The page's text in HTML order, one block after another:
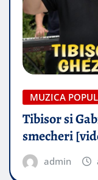
MUZICA
Tibisor si
smecheri
admin